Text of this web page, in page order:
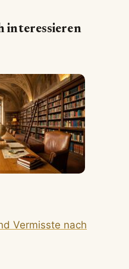
interessieren
Vermisste nach